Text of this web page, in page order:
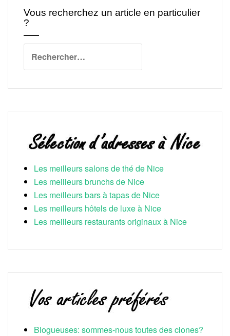
Vous recherchez un article en particulier
?
Les meilleurs salons de thé de Nice
Les meilleurs brunchs de Nice
Les meilleurs bars à tapas de Nice
Les meilleurs hôtels de luxe à Nice
Les meilleurs restaurants originaux à Nice
Blogueuses: sommes-nous toutes des clones?